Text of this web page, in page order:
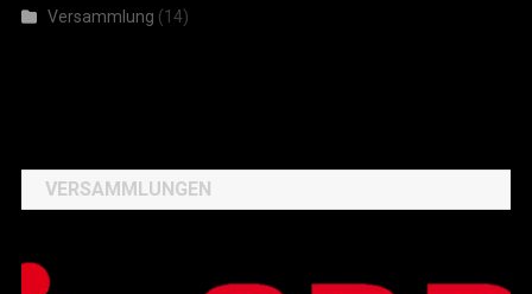
Versammlung (14)
VERSAMMLUNGEN